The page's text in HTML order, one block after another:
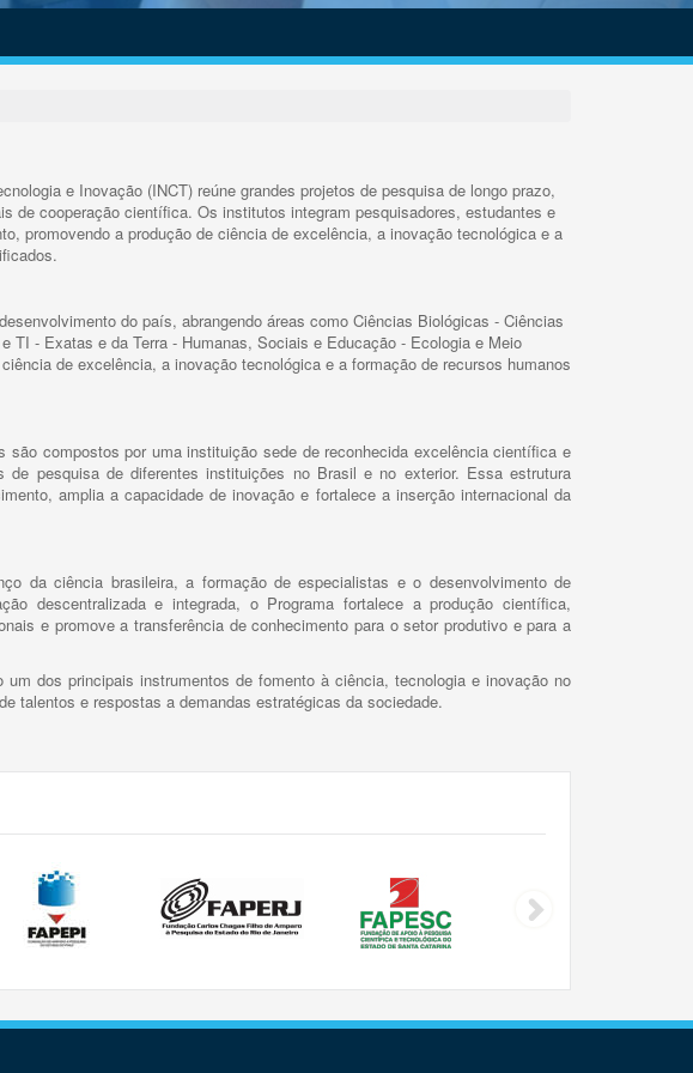
e Inovação (INCT) reúne grandes projetos de pesquisa de longo prazo,
de cooperação científica. Os institutos integram pesquisadores, estudantes e
promovendo a produção de ciência de excelência, a inovação tecnológica e a
do país, abrangendo áreas como Ciências Biológicas - Ciências
TI - Exatas e da Terra - Humanas, Sociais e Educação - Ecologia e Meio
de excelência, a inovação tecnológica e a formação de recursos humanos
são compostos por uma instituição sede de reconhecida excelência científica e
de pesquisa de diferentes instituições no Brasil e no exterior. Essa estrutura
amplia a capacidade de inovação e fortalece a inserção internacional da
da ciência brasileira, a formação de especialistas e o desenvolvimento de
descentralizada e integrada, o Programa fortalece a produção científica,
e promove a transferência de conhecimento para o setor produtivo e para a
dos principais instrumentos de fomento à ciência, tecnologia e inovação no
talentos e respostas a demandas estratégicas da sociedade.